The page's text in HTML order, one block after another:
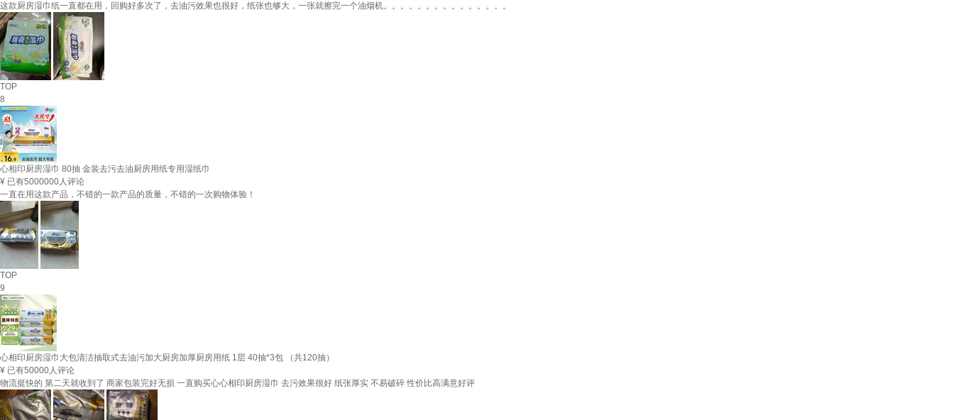
这款厨房湿巾纸一直都在用，回购好多次了，去油污效果也很好，纸张也够大，一张就擦完一个油烟机。。。。。。。。。。。。。。。
TOP
8
心相印厨房湿巾 80抽 金装去污去油厨房用纸专用湿纸巾
¥ 已有5000000人评论
一直在用这款产品，不错的一款产品的质量，不错的一次购物体验！
TOP
9
心相印厨房湿巾大包清洁抽取式去油污加大厨房加厚厨房用纸 1层 40抽*3包 （共120抽）
¥ 已有50000人评论
物流挺快的 第二天就收到了 商家包装完好无损 一直购买心心相印厨房湿巾 去污效果很好 纸张厚实 不易破碎 性价比高满意好评